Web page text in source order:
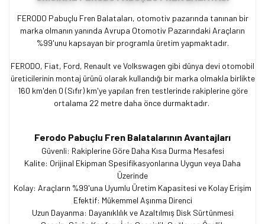
FERODO Pabuçlu Fren Balataları, otomotiv pazarında tanınan bir
marka olmanın yanında Avrupa Otomotiv Pazarındaki Araçların
%99'unu kapsayan bir programla üretim yapmaktadır.
FERODO, Fiat, Ford, Renault ve Volkswagen gibi dünya devi otomobil
üreticilerinin montaj ürünü olarak kullandığı bir marka olmakla birlikte
160 km'den 0 (Sıfır) km'ye yapılan fren testlerinde rakiplerine göre
ortalama 22 metre daha önce durmaktadır.
Ferodo Pabuçlu Fren Balatalarının Avantajları
Güvenli: Rakiplerine Göre Daha Kısa Durma Mesafesi
Kalite: Orijinal Ekipman Spesifikasyonlarına Uygun veya Daha
Üzerinde
Kolay: Araçların %99'una Uyumlu Üretim Kapasitesi ve Kolay Erişim
Efektif: Mükemmel Aşınma Direnci
Uzun Dayanma: Dayanıklılık ve Azaltılmış Disk Sürtünmesi